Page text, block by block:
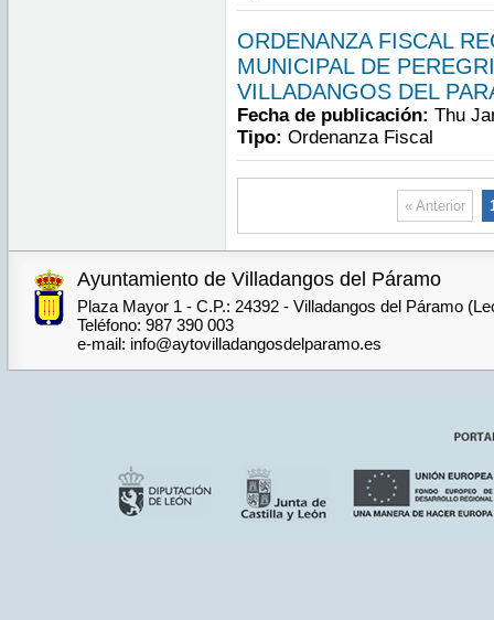
ORDENANZA FISCAL
MUNICIPAL DE
VILLADANGOS DEL
Fecha de publicación: Thu
Tipo: Ordenanza Fiscal
« Anterior
Ayuntamiento de Villadangos del Páramo
Plaza Mayor 1 - C.P.: 24392 - Villadangos del Páramo
Teléfono: 987 390 003
e-mail: info@aytovilladangosdelparamo.es